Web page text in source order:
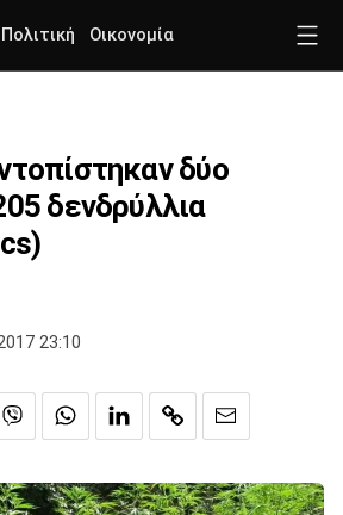
Πολιτική Οικονομία
δύο
δενδρύλλια
23:10